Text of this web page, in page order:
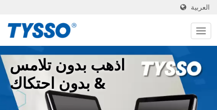
العربية
اذهب بدون تلامس
& بدون احتكاك